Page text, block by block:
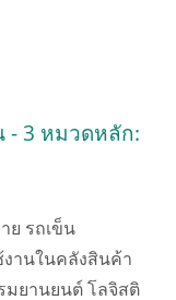
- 3 หมวดหลัก:
ย รถเข็น
งานในคลังสินค้า
มยานยนต์ โลจิสติ